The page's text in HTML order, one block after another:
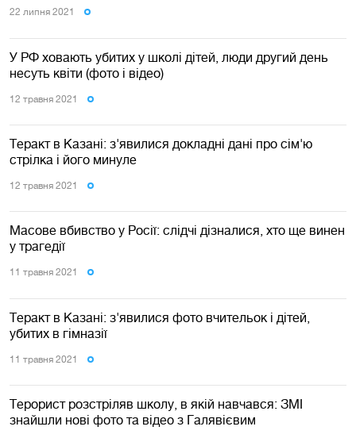
22 липня 2021
У РФ ховають убитих у школі дітей, люди другий день
несуть квіти (фото і відео)
12 травня 2021
Теракт в Казані: з'явилися докладні дані про сім'ю
стрілка і його минуле
12 травня 2021
Масове вбивство у Росії: слідчі дізналися, хто ще винен
у трагедії
11 травня 2021
Теракт в Казані: з'явилися фото вчительок і дітей,
убитих в гімназії
11 травня 2021
Терорист розстріляв школу, в якій навчався: ЗМІ
знайшли нові фото та відео з Галявієвим